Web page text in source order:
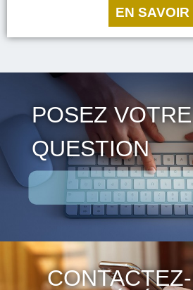
EN SAVOIR
POSEZ VOTRE
QUESTION